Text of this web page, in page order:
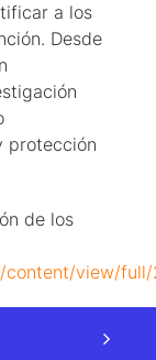
a los
Desde
protección
de los
view/